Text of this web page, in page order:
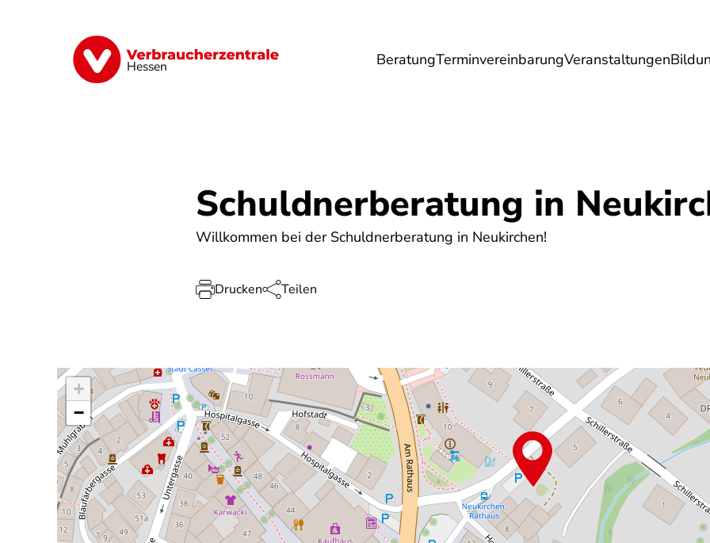
Hessen BeratungTerminvereinbarungVeranstaltungen
Digitales Energie Finanzen Gesundheit Lebensmittel Reise
Schuldnerberatung in
Willkommen bei der Schuldnerberatung in Neukirchen!
Drucken Teilen
+
−